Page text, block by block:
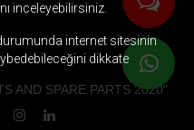
AND SPARE PARTS 2020"
inceleyebilirsiniz.
internet sitesinin
dikkate